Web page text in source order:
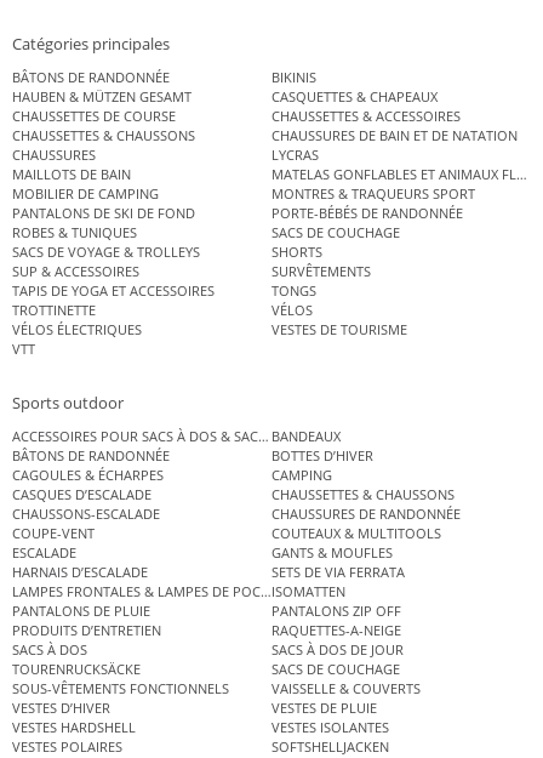
Catégories principales
BÂTONS DE RANDONNÉE
BIKINIS
HAUBEN & MÜTZEN GESAMT
CASQUETTES & CHAPEAUX
CHAUSSETTES DE COURSE
CHAUSSETTES & ACCESSOIRES
CHAUSSETTES & CHAUSSONS
CHAUSSURES DE BAIN ET DE NATATION
CHAUSSURES
LYCRAS
MAILLOTS DE BAIN
MATELAS GONFLABLES ET ANIMAUX
MOBILIER DE CAMPING
MONTRES & TRAQUEURS SPORT
PANTALONS DE SKI DE FOND
PORTE-BÉBÉS DE RANDONNÉE
ROBES & TUNIQUES
SACS DE COUCHAGE
SACS DE VOYAGE & TROLLEYS
SHORTS
SUP & ACCESSOIRES
SURVÊTEMENTS
TAPIS DE YOGA ET ACCESSOIRES
TONGS
TROTTINETTE
VÉLOS
VÉLOS ÉLECTRIQUES
VESTES DE TOURISME
VTT
Sports outdoor
ACCESSOIRES POUR SACS À DOS & SACS ÉTANCHES
BANDEAUX
BÂTONS DE RANDONNÉE
BOTTES D’HIVER
CAGOULES & ÉCHARPES
CAMPING
CASQUES D’ESCALADE
CHAUSSETTES & CHAUSSONS
CHAUSSONS-ESCALADE
CHAUSSURES DE RANDONNÉE
COUPE-VENT
COUTEAUX & MULTITOOLS
ESCALADE
GANTS & MOUFLES
HARNAIS D’ESCALADE
SETS DE VIA FERRATA
LAMPES FRONTALES & LAMPES DE POCHEISOMATTEN
PANTALONS DE PLUIE
PANTALONS ZIP OFF
PRODUITS D’ENTRETIEN
RAQUETTES-A-NEIGE
SACS À DOS
SACS À DOS DE JOUR
TOURENRUCKSÄCKE
SACS DE COUCHAGE
SOUS-VÊTEMENTS FONCTIONNELS
VAISSELLE & COUVERTS
VESTES D’HIVER
VESTES DE PLUIE
VESTES HARDSHELL
VESTES ISOLANTES
VESTES POLAIRES
SOFTSHELLJACKEN